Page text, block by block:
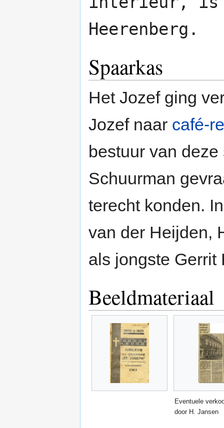
Heerenberg.
Spaarkas
Het Jozef ging
Jozef naar café-
bestuur van
Schuurman
terecht konden.
van der Heijden,
als jongste Gerrit
Beeldmateriaal
Eventuele
door H. Jansen